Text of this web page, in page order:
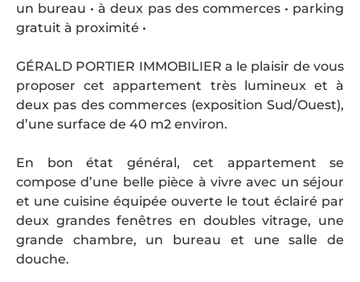
un bureau • à deux pas des commerces • parking
gratuit à proximité •
GÉRALD PORTIER IMMOBILIER a le plaisir de vous
proposer cet appartement très lumineux et à
deux pas des commerces (exposition Sud/Ouest),
d’une surface de 40 m2 environ.
En bon état général, cet appartement se
compose d’une belle pièce à vivre avec un séjour
et une cuisine équipée ouverte le tout éclairé par
deux grandes fenêtres en doubles vitrage, une
grande chambre, un bureau et une salle de
douche.